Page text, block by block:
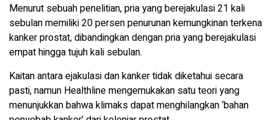
Menurut sebuah penelitian, pria yang berejakulasi 21 kali
sebulan memiliki 20 persen penurunan kemungkinan terkena
kanker prostat, dibandingkan dengan pria yang berejakulasi
empat hingga tujuh kali sebulan.
Kaitan antara ejakulasi dan kanker tidak diketahui secara
pasti, namun Healthline mengemukakan satu teori yang
menunjukkan bahwa klimaks dapat menghilangkan ‘bahan